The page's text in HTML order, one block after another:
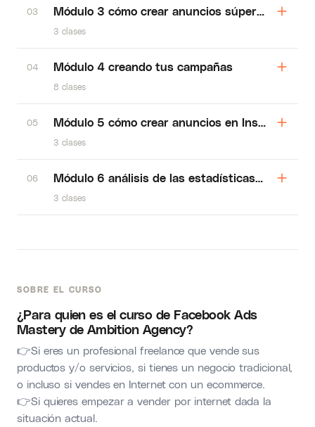
SOBRE EL CURSO
¿Para quien es el curso de Facebook Ads
Mastery de Ambition Agency?
👉Si eres un profesional freelance que vende sus
productos y/o servicios, si tienes un negocio tradicional,
o incluso si vendes en Internet con un ecommerce.
👉Si quieres empezar a vender por internet dada la
situación actual.
03 Módulo 3 cómo crear anuncios súper
3 clases
04 Módulo 4 creando tus campañas
8 clases
05 Módulo 5 cómo crear anuncios en Instagram
3 clases
06 Módulo 6 análisis de las estadísticas y
3 clases